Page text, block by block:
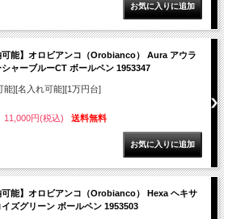
可能】オロビアンコ（Orobianco） Aura アウラ
シャーブルーCT ボールペン 1953347
能][名入れ可能][1万円台]
11,000円(税込) 送料無料
可能】オロビアンコ（Orobianco） Hexa ヘキサ
イズグリーン ボールペン 1953503